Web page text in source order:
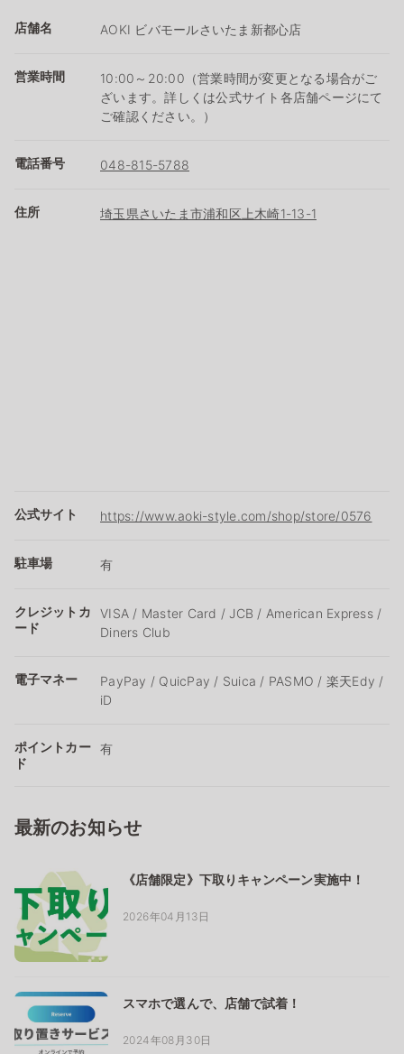
店舗名 AOKI ビバモールさいたま新都心店
営業時間
10:00～20:00（営業時間が変更となる場合がご
ざいます。詳しくは公式サイト各店舗ページにて
ご確認ください。）
電話番号 048-815-5788
住所 埼玉県さいたま市浦和区上木崎1-13-1
公式サイト https://www.aoki-style.com/shop/store/0576
駐車場 有
クレジットカ
ード
VISA / Master Card / JCB / American Express /
Diners Club
電子マネー
PayPay / QuicPay / Suica / PASMO / 楽天Edy /
iD
ポイントカー
ド
有
最新のお知らせ
《店舗限定》下取りキャンペーン実施中！
2026年04月13日
スマホで選んで、店舗で試着！
2024年08月30日